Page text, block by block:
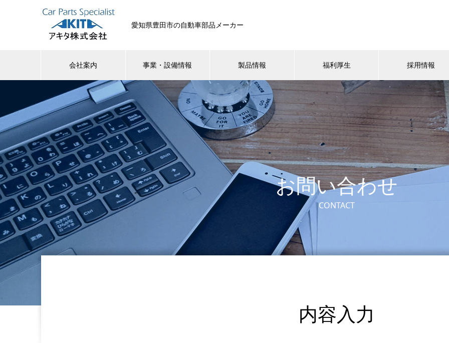
愛知県豊田市の自動車部品メーカー
会社案内 事業・設備情報 製品情報 福利厚生 採用情報
お問い合わせ
CONTACT
内容入力